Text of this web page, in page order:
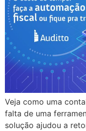
Veja como uma
falta de uma
solução ajudou a